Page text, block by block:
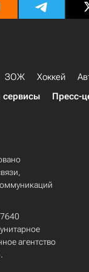
ЗОЖ Хоккей
сервисы Пресс-
агентство